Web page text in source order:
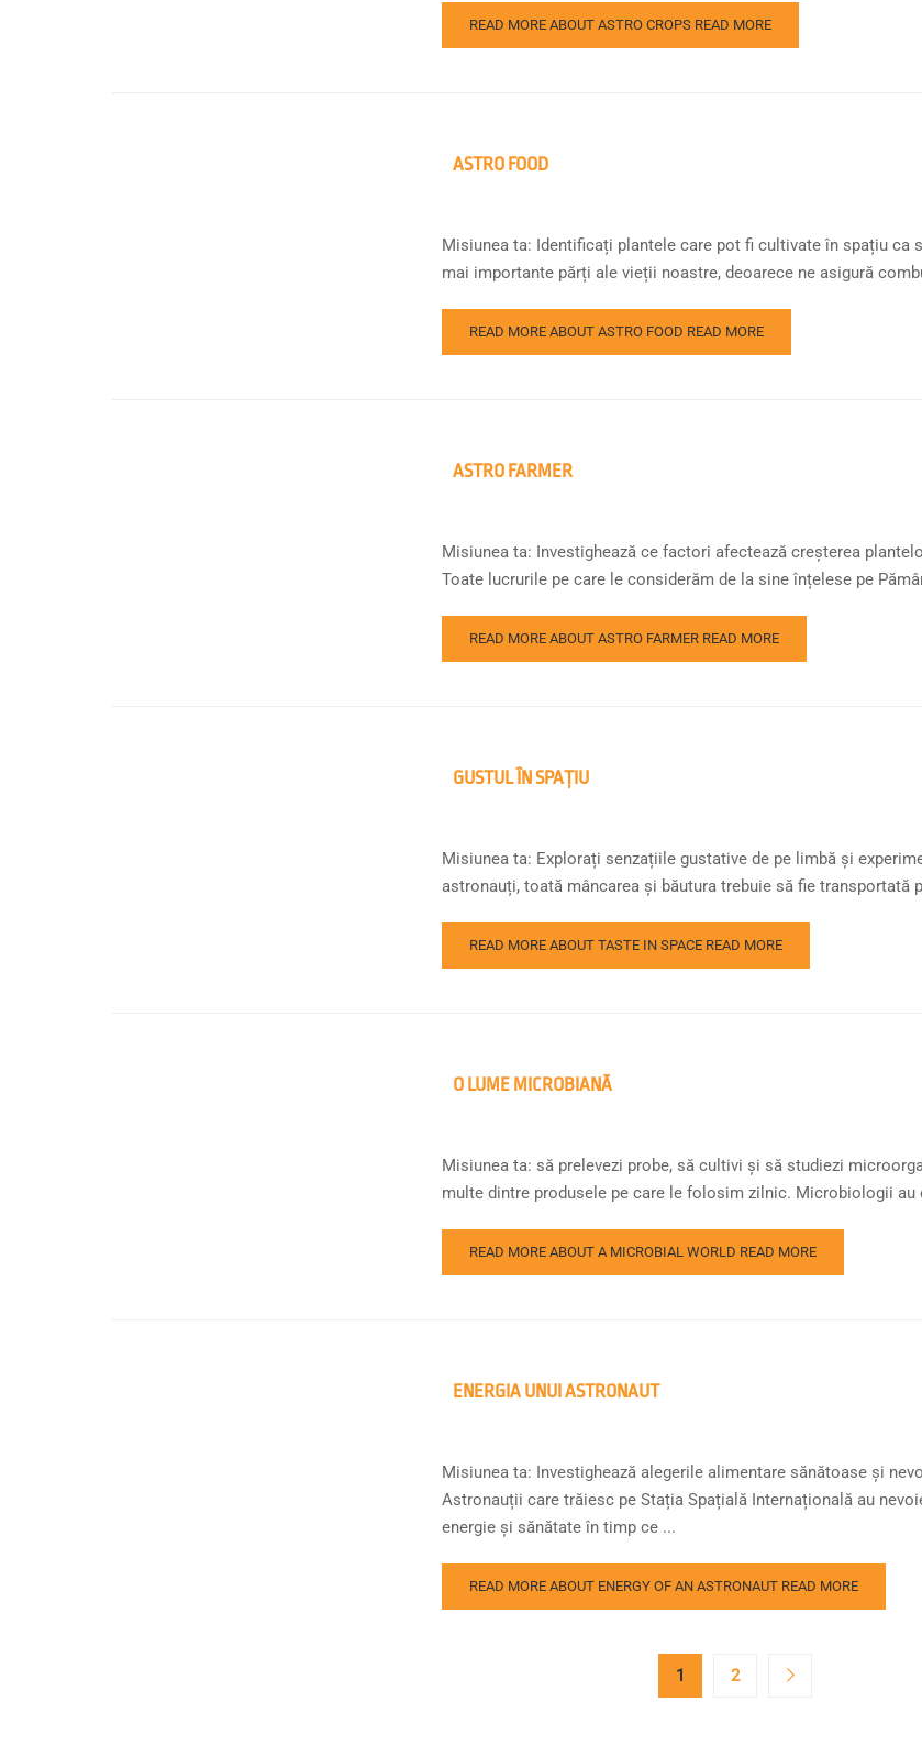
READ MORE ABOUT ASTRO CROPS READ MORE
ASTRO FOOD
Misiunea ta: Identificați plantele care pot fi cultivate în spațiu ca
mai importante părți ale vieții noastre, deoarece ne asigură
READ MORE ABOUT ASTRO FOOD READ MORE
ASTRO FARMER
Misiunea ta: Investighează ce factori afectează creșterea
Toate lucrurile pe care le considerăm de la sine înțelese pe
READ MORE ABOUT ASTRO FARMER READ MORE
GUSTUL ÎN SPAȚIU
Misiunea ta: Explorați senzațiile gustative de pe limbă și
astronauți, toată mâncarea și băutura trebuie să fie transportată
READ MORE ABOUT TASTE IN SPACE READ MORE
O LUME MICROBIANĂ
Misiunea ta: să prelevezi probe, să cultivi și să studiezi
multe dintre produsele pe care le folosim zilnic. Microbiologii
READ MORE ABOUT A MICROBIAL WORLD READ MORE
ENERGIA UNUI ASTRONAUT
Misiunea ta: Investighează alegerile alimentare sănătoase și
Astronauții care trăiesc pe Stația Spațială Internațională au
energie și sănătate în timp ce ...
READ MORE ABOUT ENERGY OF AN ASTRONAUT READ MORE
1 2